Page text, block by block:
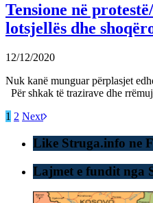
Tensione në
lotsjellës dhe
12/12/2020
Nuk kanë munguar përplasjet
Për shkak të trazirave dhe
1 2 Next
Like Struga.info ne
Lajmet e fundit nga